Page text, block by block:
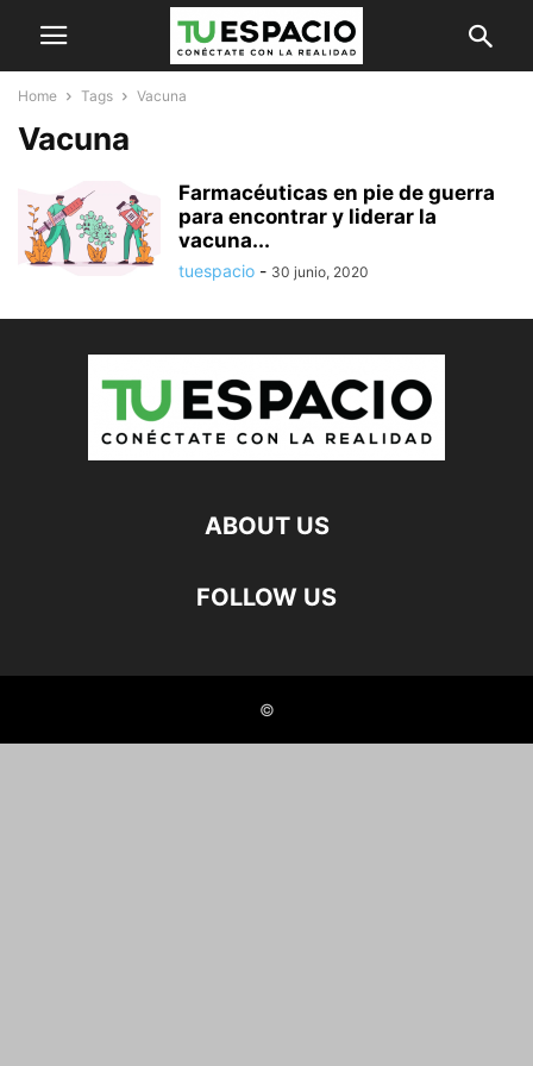
Home Tags Vacuna
Vacuna
Farmacéuticas en pie de guerra
para encontrar y liderar la
vacuna...
tuespacio - 30 junio, 2020
ABOUT US
FOLLOW US
©